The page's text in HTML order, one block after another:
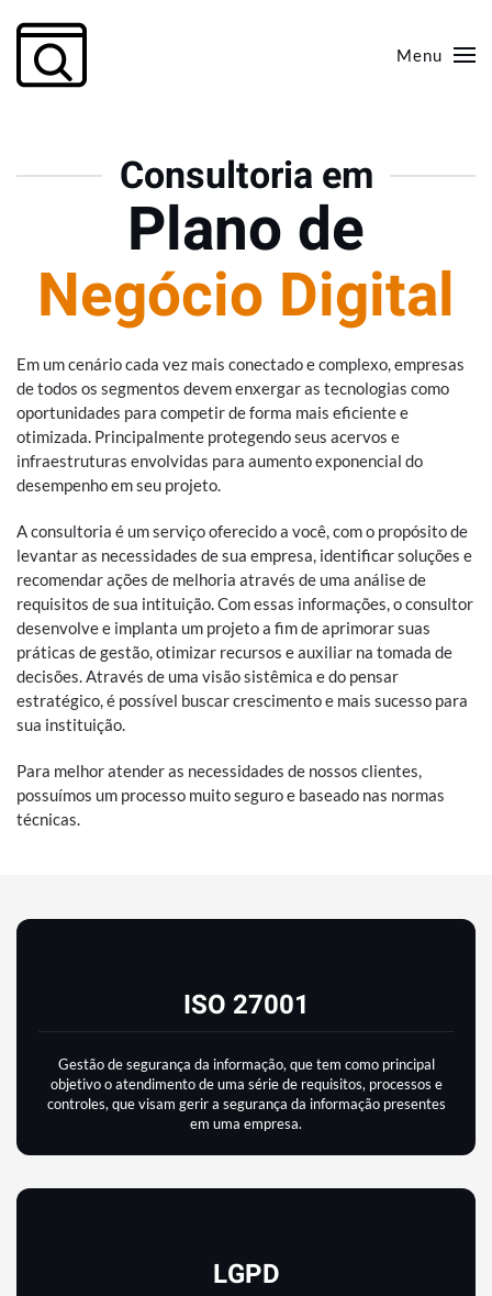
Skip to main content Menu
Consultoria em
Plano de
Negócio Digital
Em um cenário cada vez mais conectado e complexo, empresas
de todos os segmentos devem enxergar as tecnologias como
oportunidades para competir de forma mais eficiente e
otimizada. Principalmente protegendo seus acervos e
infraestruturas envolvidas para aumento exponencial do
desempenho em seu projeto.
A consultoria é um serviço oferecido a você, com o propósito de
levantar as necessidades de sua empresa, identificar soluções e
recomendar ações de melhoria através de uma análise de
requisitos de sua intituição. Com essas informações, o consultor
desenvolve e implanta um projeto a fim de aprimorar suas
práticas de gestão, otimizar recursos e auxiliar na tomada de
decisões. Através de uma visão sistêmica e do pensar
estratégico, é possível buscar crescimento e mais sucesso para
sua instituição.
Para melhor atender as necessidades de nossos clientes,
possuímos um processo muito seguro e baseado nas normas
técnicas.
ISO 27001
Gestão de segurança da informação, que tem como principal
objetivo o atendimento de uma série de requisitos, processos e
controles, que visam gerir a segurança da informação presentes
em uma empresa.
LGPD